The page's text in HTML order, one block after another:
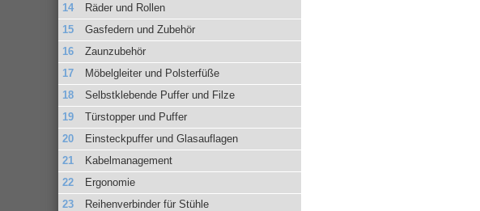
Räder und Rollen
Gasfedern und Zubehör
Zaunzubehör
Möbelgleiter und Polsterfüße
Selbstklebende Puffer und Filze
Türstopper und Puffer
Einsteckpuffer und Glasauflagen
Kabelmanagement
Ergonomie
Reihenverbinder für Stühle